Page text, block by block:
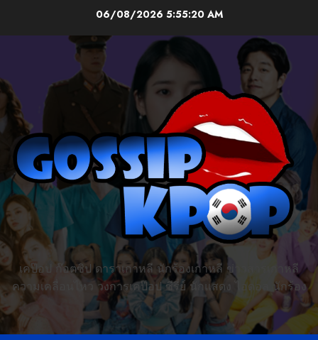
06/08/20265:55:21 AM
เคป๊อป ก๊อตซิป ดาราเกาหลี นักร้องเกาหลี ข่าวสารเกาหลี
ความเคลื่อนไหว วงการเคป๊อป ซีรี่ย์ นักแสดง ไอดอล นักร้อง